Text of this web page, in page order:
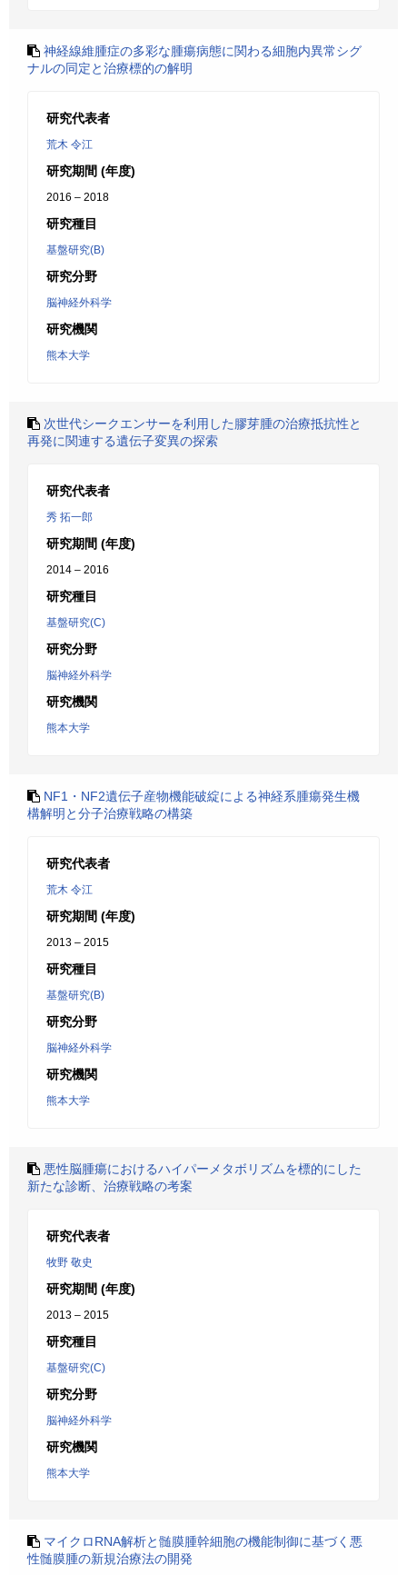
神経線維腫症の多彩な腫瘍病態に関わる細胞内異常シグ
ナルの同定と治療標的の解明
研究代表者
荒木 令江
研究期間 (年度)
2016 – 2018
研究種目
基盤研究(B)
研究分野
脳神経外科学
研究機関
熊本大学
次世代シークエンサーを利用した膠芽腫の治療抵抗性と
再発に関連する遺伝子変異の探索
研究代表者
秀 拓一郎
研究期間 (年度)
2014 – 2016
研究種目
基盤研究(C)
研究分野
脳神経外科学
研究機関
熊本大学
NF1・NF2遺伝子産物機能破綻による神経系腫瘍発生機
構解明と分子治療戦略の構築
研究代表者
荒木 令江
研究期間 (年度)
2013 – 2015
研究種目
基盤研究(B)
研究分野
脳神経外科学
研究機関
熊本大学
悪性脳腫瘍におけるハイパーメタボリズムを標的にした
新たな診断、治療戦略の考案
研究代表者
牧野 敬史
研究期間 (年度)
2013 – 2015
研究種目
基盤研究(C)
研究分野
脳神経外科学
研究機関
熊本大学
マイクロRNA解析と髄膜腫幹細胞の機能制御に基づく悪
性髄膜腫の新規治療法の開発